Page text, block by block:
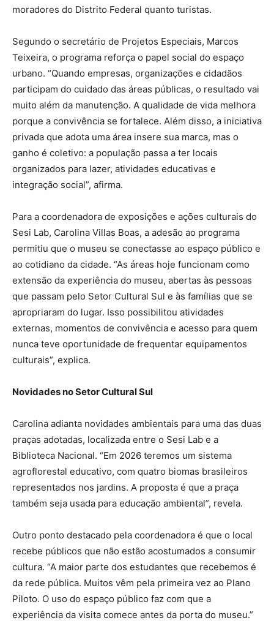
moradores do Distrito Federal quanto turistas.
Segundo o secretário de Projetos Especiais, Marcos
Teixeira, o programa reforça o papel social do espaço
urbano. “Quando empresas, organizações e cidadãos
participam do cuidado das áreas públicas, o resultado vai
muito além da manutenção. A qualidade de vida melhora
porque a convivência se fortalece. Além disso, a iniciativa
privada que adota uma área insere sua marca, mas o
ganho é coletivo: a população passa a ter locais
organizados para lazer, atividades educativas e
integração social”, afirma.
Para a coordenadora de exposições e ações culturais do
Sesi Lab, Carolina Villas Boas, a adesão ao programa
permitiu que o museu se conectasse ao espaço público e
ao cotidiano da cidade. “As áreas hoje funcionam como
extensão da experiência do museu, abertas às pessoas
que passam pelo Setor Cultural Sul e às famílias que se
apropriaram do lugar. Isso possibilitou atividades
externas, momentos de convivência e acesso para quem
nunca teve oportunidade de frequentar equipamentos
culturais”, explica.
Novidades no Setor Cultural Sul
Carolina adianta novidades ambientais para uma das duas
praças adotadas, localizada entre o Sesi Lab e a
Biblioteca Nacional. “Em 2026 teremos um sistema
agroflorestal educativo, com quatro biomas brasileiros
representados nos jardins. A proposta é que a praça
também seja usada para educação ambiental”, revela.
Outro ponto destacado pela coordenadora é que o local
recebe públicos que não estão acostumados a consumir
cultura. “A maior parte dos estudantes que recebemos é
da rede pública. Muitos vêm pela primeira vez ao Plano
Piloto. O uso do espaço público faz com que a
experiência da visita comece antes da porta do museu.”